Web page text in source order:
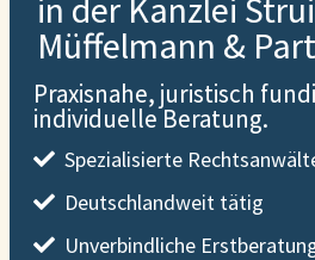
in der Kanzlei
Müffelmann &
Praxisnahe, juristisch
individuelle Beratung.
Spezialisierte
Deutschlandweit tätig
Unverbindliche